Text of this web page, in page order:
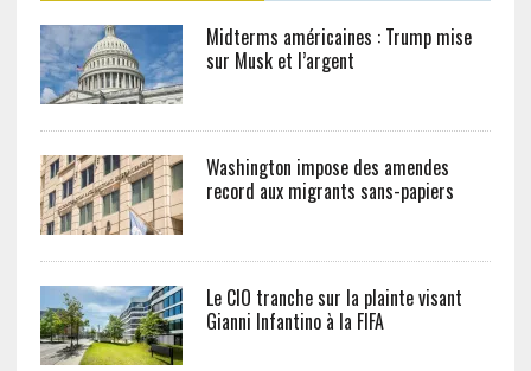
Midterms américaines : Trump mise
sur Musk et l’argent
Washington impose des amendes
record aux migrants sans-papiers
Le CIO tranche sur la plainte visant
Gianni Infantino à la FIFA